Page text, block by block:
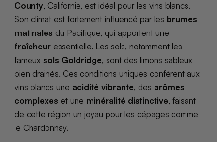
County, Californie, est idéal pour les vins blancs.
Son climat est fortement influencé par les brumes
matinales du Pacifique, qui apportent une
fraîcheur essentielle. Les sols, notamment les
fameux sols Goldridge, sont des limons sableux
bien drainés. Ces conditions uniques confèrent aux
vins blancs une acidité vibrante, des arômes
complexes et une minéralité distinctive, faisant
de cette région un joyau pour les cépages comme
le Chardonnay.